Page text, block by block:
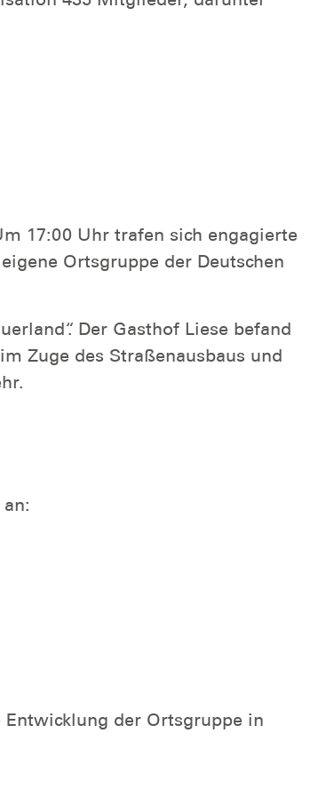
17:00 Uhr trafen sich engagierte
Ortsgruppe der Deutschen
Der Gasthof Liese befand
Zuge des Straßenausbaus und
der Ortsgruppe in